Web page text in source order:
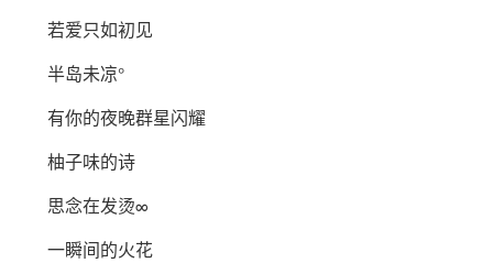
若爱只如初见
半岛未凉°
有你的夜晚群星闪耀
柚子味的诗
思念在发烫∞
一瞬间的火花